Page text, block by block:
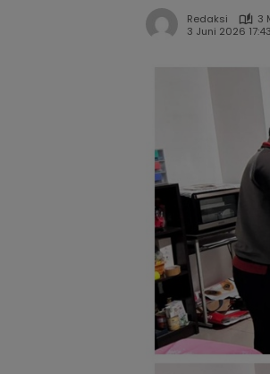
Redaksi
3
3 Juni 2026 17:43